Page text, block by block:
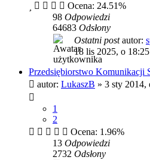
Ocena: 24.51%
98 Odpowiedzi
64683 Odsłony
Ostatni postautor:
18 lis 2025, o 18:25
Przedsiębiorstwo Komunikacji
autor: LukaszB » 3 sty 2014,
1
2
Ocena: 1.96%
13 Odpowiedzi
2732 Odsłony